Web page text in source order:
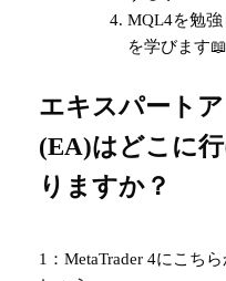
MQL4を勉
を学びます📖
エキスパート
(EA)はどこに
りますか？
1：MetaTrader 4に こちら